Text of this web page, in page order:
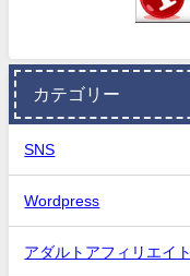
カテゴリー
SNS
Wordpress
アダルトアフィリエイト